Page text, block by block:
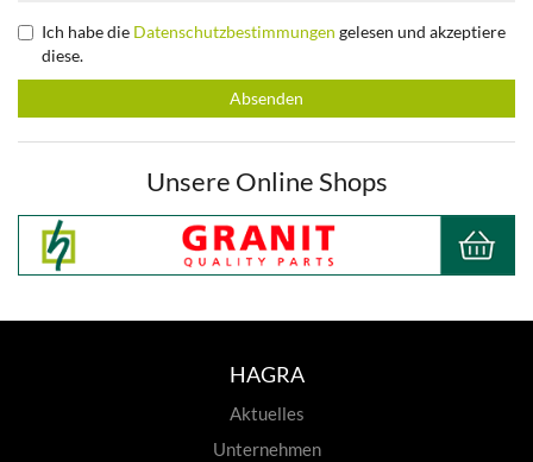
Ich habe die Datenschutzbestimmungen gelesen und akzeptiere
diese.
Absenden
Unsere Online Shops
HAGRA
Aktuelles
Unternehmen